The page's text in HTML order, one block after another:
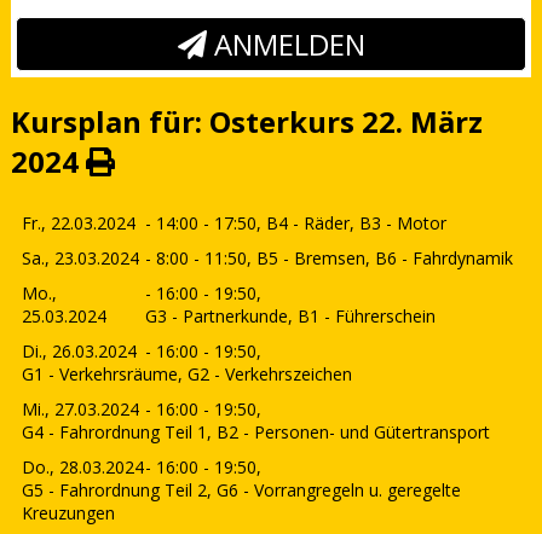
ANMELDEN
Kursplan für: Osterkurs 22. März
2024
Fr., 22.03.2024 - 14:00 - 17:50, B4 - Räder, B3 - Motor
Sa., 23.03.2024 - 8:00 - 11:50, B5 - Bremsen, B6 - Fahrdynamik
Mo.,
25.03.2024
- 16:00 - 19:50,
G3 - Partnerkunde, B1 - Führerschein
Di., 26.03.2024 - 16:00 - 19:50,
G1 - Verkehrsräume, G2 - Verkehrszeichen
Mi., 27.03.2024 - 16:00 - 19:50,
G4 - Fahrordnung Teil 1, B2 - Personen- und Gütertransport
Do., 28.03.2024- 16:00 - 19:50,
G5 - Fahrordnung Teil 2, G6 - Vorrangregeln u. geregelte
Kreuzungen